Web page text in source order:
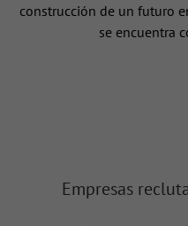
construcción de un futuro
se encuentra
Empresas